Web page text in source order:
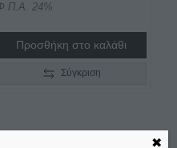
24%
Προσθήκη στο καλάθι
Σύγκριση
✖